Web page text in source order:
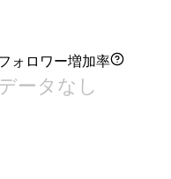
ォロワー増加率
ータなし